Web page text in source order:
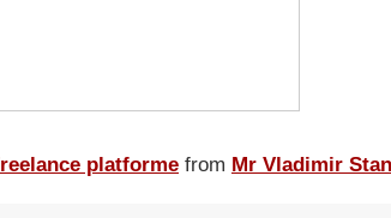
platforme from Mr Vladimir